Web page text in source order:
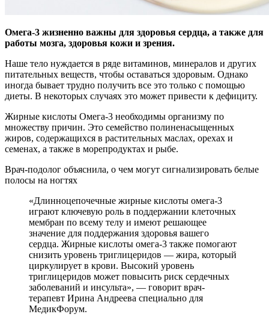
Омега-3 жизненно важны для здоровья сердца, а также для
работы мозга, здоровья кожи и зрения.
Наше тело нуждается в ряде витаминов, минералов и других
питательных веществ, чтобы оставаться здоровым. Однако
иногда бывает трудно получить все это только с помощью
диеты. В некоторых случаях это может привести к дефициту.
Жирные кислоты Омега-3 необходимы организму по
множеству причин. Это семейство полиненасыщенных
жиров, содержащихся в растительных маслах, орехах и
семенах, а также в морепродуктах и рыбе.
Врач-подолог объяснила, о чем могут сигнализировать белые
полосы на ногтях
«Длинноцепочечные жирные кислоты омега-3
играют ключевую роль в поддержании клеточных
мембран по всему телу и имеют решающее
значение для поддержания здоровья вашего
сердца. Жирные кислоты омега-3 также помогают
снизить уровень триглицеридов — жира, который
циркулирует в крови. Высокий уровень
триглицеридов может повысить риск сердечных
заболеваний и инсульта», — говорит врач-
терапевт Ирина Андреева специально для
МедикФорум.